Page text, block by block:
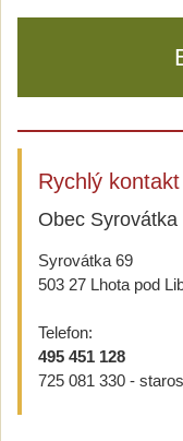
Rychlý kontakt
Obec Syrovátka
Syrovátka 69
503 27 Lhota pod
Telefon:
495 451 128
725 081 330 -